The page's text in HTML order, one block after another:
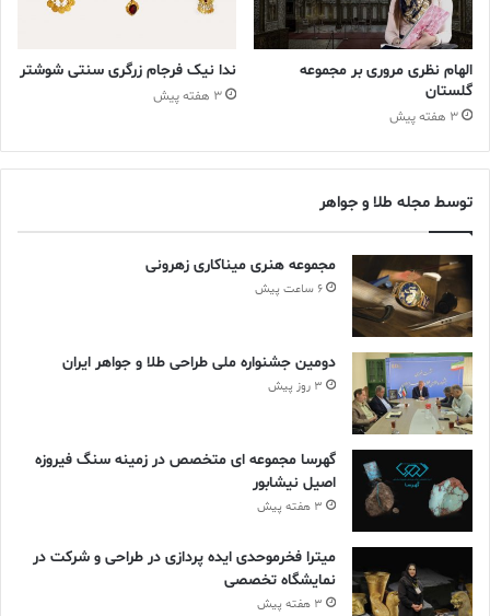
طراحی و ساخت
طلا
معماری
میترا فخر موحدی
هنر
الهام نظری مروری بر مجموعه
گلستان
3 هفته پیش
ندا نیک فرجام زرگری سنتی شوشتر
3 هفته پیش
توسط مجله طلا و جواهر
مجموعه هنری میناکاری زهرونی
6 ساعت پیش
دومین جشنواره ملی طراحی طلا و جواهر ایران
3 روز پیش
گهرسا مجموعه ای متخصص در زمینه سنگ فیروزه
اصیل نیشابور
3 هفته پیش
میترا فخرموحدی ایده پردازی در طراحی و شرکت در
نمایشگاه تخصصی
3 هفته پیش